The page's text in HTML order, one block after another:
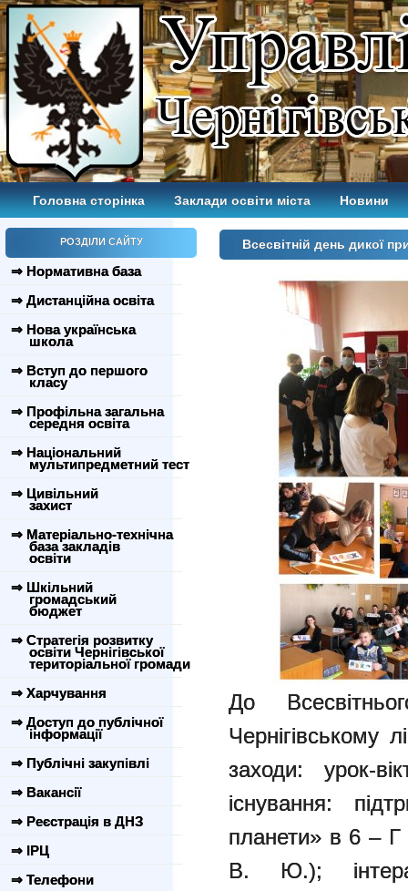
Головна сторінка Заклади освіти міста Новини
РОЗДІЛИ САЙТУ
⇒ Нормативна база
⇒ Дистанційна освіта
⇒ Нова українська
школа
⇒ Вступ до першого
класу
⇒ Профільна загальна
середня освіта
⇒ Національний
мультипредметний тест
⇒ Цивільний
захист
⇒ Матеріально-технічна
база закладів
освіти
⇒ Шкільний
громадський
бюджет
⇒ Стратегія розвитку
освіти Чернігівської
територіальної громади
⇒ Харчування
⇒ Доступ до публічної
інформації
⇒ Публічні закупівлі
⇒ Вакансії
⇒ Реєстрація в ДНЗ
⇒ ІРЦ
⇒ Телефони
Всесвітній день дикої
До
Чернігівському
заходи: урок-
існування:
планети» в 6 – Г
В. Ю.);